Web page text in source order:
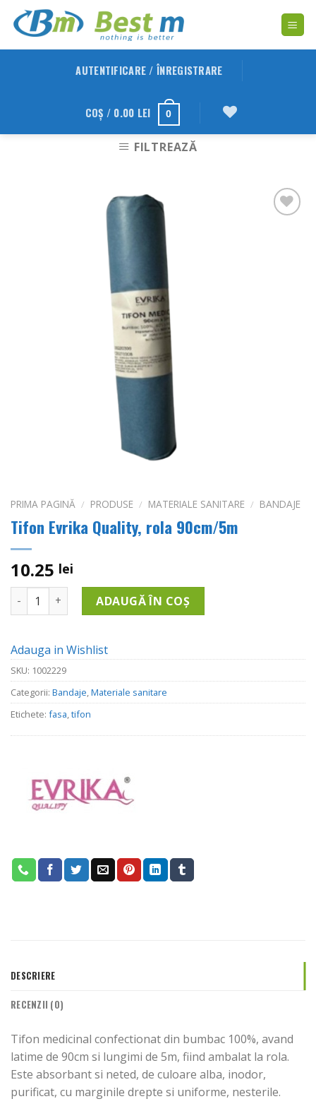
AUTENTIFICARE / ÎNREGISTRARE
COȘ / 0.00 LEI 0
FILTREAZĂ
PRIMA PAGINĂ / PRODUSE / MATERIALE SANITARE / BANDAJE
Tifon Evrika Quality, rola 90cm/5m
10.25 lei
Cantitate Tifon Evrika Quality, rola 90cm/5m
ADAUGĂ ÎN COȘ
Adauga in Wishlist
SKU: 1002229
Categorii: Bandaje,Materiale sanitare
Etichete: fasa,tifon
DESCRIERE
RECENZII (0)
Tifon medicinal confectionat din bumbac 100%, avand
latime de 90cm si lungimi de 5m, fiind ambalat la rola.
Este absorbant si neted, de culoare alba, inodor,
purificat, cu marginile drepte si uniforme, nesterile.